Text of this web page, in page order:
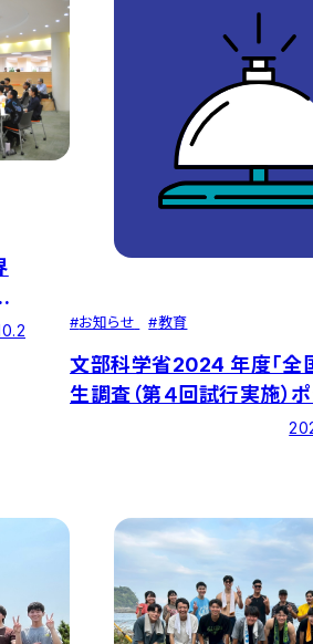
#お知らせ #教育
文部科学省2024 年度「全
生調査（第４回試行実施）
ィブリスト」で本学経済学